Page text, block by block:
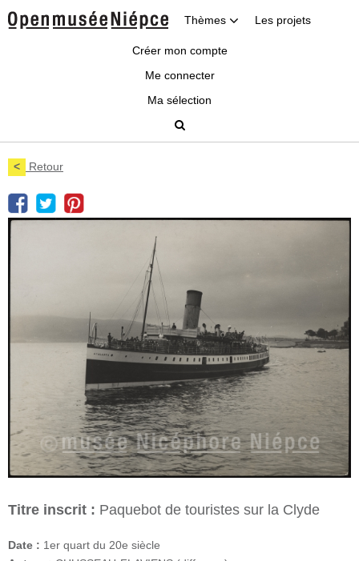
Thèmes Les projets
Créer mon compte
Me connecter
Ma sélection
< Retour
Titre inscrit : Paquebot de touristes sur la Clyde
Date : 1er quart du 20e siècle